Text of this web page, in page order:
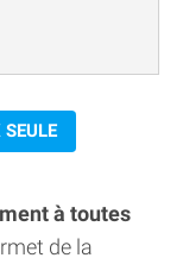
à toutes
de la